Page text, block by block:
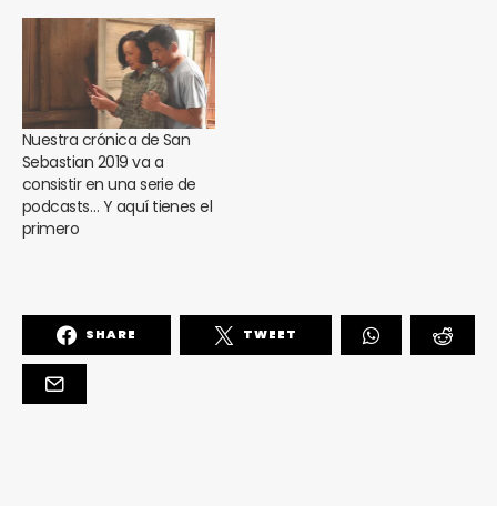
Nuestra crónica de San
Sebastian 2019 va a
consistir en una serie de
podcasts… Y aquí tienes el
primero
SHARE TWEET